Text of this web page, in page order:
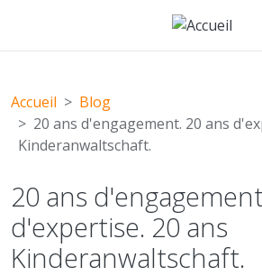
Accueil
Blog
20 ans d'engagement. 20 ans
Kinderanwaltschaft.
20 ans
d'expertise. 20 ans
Kinderanwaltschaft.